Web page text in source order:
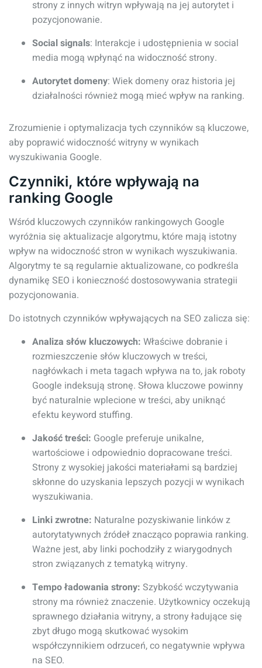
strony z innych witryn wpływają na jej autorytet i
pozycjonowanie.
Social signals: Interakcje i udostępnienia w social
media mogą wpłynąć na widoczność strony.
Autorytet domeny: Wiek domeny oraz historia jej
działalności również mogą mieć wpływ na ranking.
Zrozumienie i optymalizacja tych czynników są kluczowe,
aby poprawić widoczność witryny w wynikach
wyszukiwania Google.
Czynniki, które wpływają na
ranking Google
Wśród kluczowych czynników rankingowych Google
wyróżnia się aktualizacje algorytmu, które mają istotny
wpływ na widoczność stron w wynikach wyszukiwania.
Algorytmy te są regularnie aktualizowane, co podkreśla
dynamikę SEO i konieczność dostosowywania strategii
pozycjonowania.
Do istotnych czynników wpływających na SEO zalicza się:
Analiza słów kluczowych: Właściwe dobranie i
rozmieszczenie słów kluczowych w treści,
nagłówkach i meta tagach wpływa na to, jak roboty
Google indeksują stronę. Słowa kluczowe powinny
być naturalnie wplecione w treści, aby uniknąć
efektu keyword stuffing.
Jakość treści: Google preferuje unikalne,
wartościowe i odpowiednio dopracowane treści.
Strony z wysokiej jakości materiałami są bardziej
skłonne do uzyskania lepszych pozycji w wynikach
wyszukiwania.
Linki zwrotne: Naturalne pozyskiwanie linków z
autorytatywnych źródeł znacząco poprawia ranking.
Ważne jest, aby linki pochodziły z wiarygodnych
stron związanych z tematyką witryny.
Tempo ładowania strony: Szybkość wczytywania
strony ma również znaczenie. Użytkownicy oczekują
sprawnego działania witryny, a strony ładujące się
zbyt długo mogą skutkować wysokim
współczynnikiem odrzuceń, co negatywnie wpływa
na SEO.